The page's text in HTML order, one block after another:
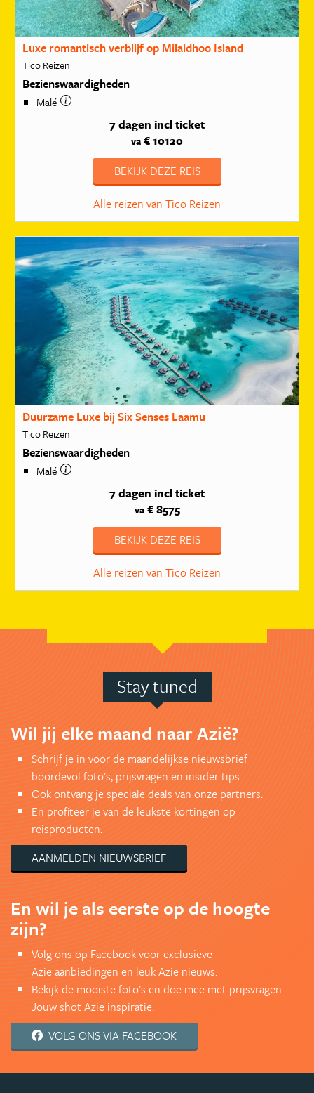
Luxe romantisch verblijf op Milaidhoo Island
Tico Reizen
Bezienswaardigheden
Malé
7 dagen incl ticket
va € 10120
BEKIJK DEZE REIS
Alle reizen van Tico Reizen
Duurzame Luxe bij Six Senses Laamu
Tico Reizen
Bezienswaardigheden
Malé
7 dagen incl ticket
va€ 8575
BEKIJK DEZE REIS
Alle reizen van Tico Reizen
Stay tuned
Wil jij elke maand naar Azië?
Schrijf je in voor de maandelijkse nieuwsbrief
boordevol foto's, prijsvragen en insider tips.
Ook ontvang je speciale deals van onze partners.
En profiteer je van de leukste kortingen op
reisproducten.
AANMELDEN NIEUWSBRIEF
En wil je als eerste op de hoogte
zijn?
Volg ons op Facebook voor exclusieve
Azië aanbiedingen en leuk Azië nieuws.
Bekijk de mooiste foto's en doe mee met prijsvragen.
Jouw shot Azië inspiratie.
VOLG ONS VIA FACEBOOK